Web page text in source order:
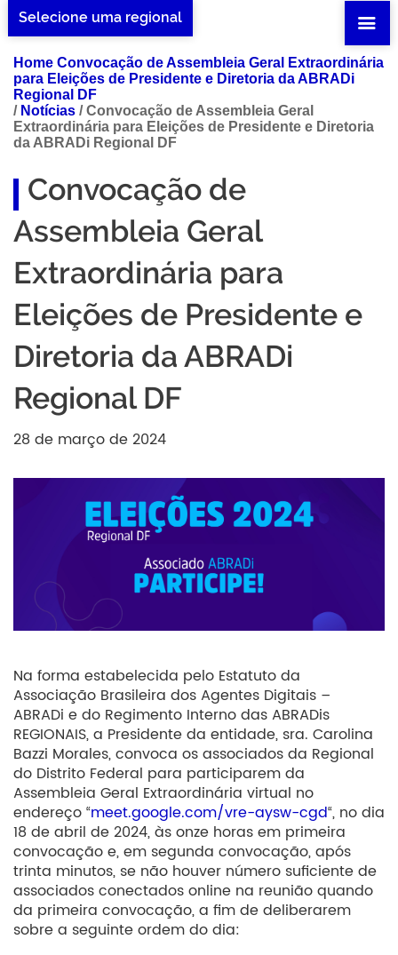
Selecione uma regional
Home Convocação de Assembleia Geral Extraordinária
para Eleições de Presidente e Diretoria da ABRADi
Regional DF
/ Notícias /Convocação de Assembleia Geral
Extraordinária para Eleições de Presidente e Diretoria
da ABRADi Regional DF
Convocação de
Assembleia Geral
Extraordinária para
Eleições de Presidente e
Diretoria da ABRADi
Regional DF
28 de março de 2024
Na forma estabelecida pelo Estatuto da
Associação Brasileira dos Agentes Digitais –
ABRADi e do Regimento Interno das ABRADis
REGIONAIS, a Presidente da entidade, sra. Carolina
Bazzi Morales, convoca os associados da Regional
do Distrito Federal para participarem da
Assembleia Geral Extraordinária virtual no
endereço “meet.google.com/vre-aysw-cgd“, no dia
18 de abril de 2024, às onze horas em primeira
convocação e, em segunda convocação, após
trinta minutos, se não houver número suficiente de
associados conectados online na reunião quando
da primeira convocação, a fim de deliberarem
sobre a seguinte ordem do dia: